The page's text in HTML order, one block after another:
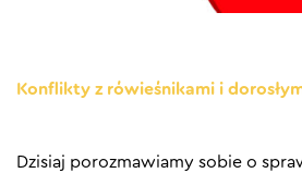
Konflikty z rówieśnikami i
Dzisiaj porozmawiamy sobie o